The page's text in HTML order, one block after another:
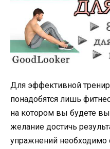
Для эффективной
понадобятся лишь
на котором вы будете
желание достичь
упражнений необходимо